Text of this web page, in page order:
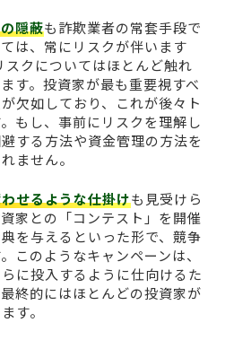
隠蔽も詐欺業者の常套手段で
は、常にリスクが伴います
クについてはほとんど触れ
す。投資家が最も重要視すべ
欠如しており、これが後々ト
もし、事前にリスクを理解し
する方法や資金管理の方法を
ません。
せるような仕掛けも見受けら
家との「コンテスト」を開催
を与えるといった形で、競争
このようなキャンペーンは、
に投入するように仕向けるた
終的にはほとんどの投資家が
す。